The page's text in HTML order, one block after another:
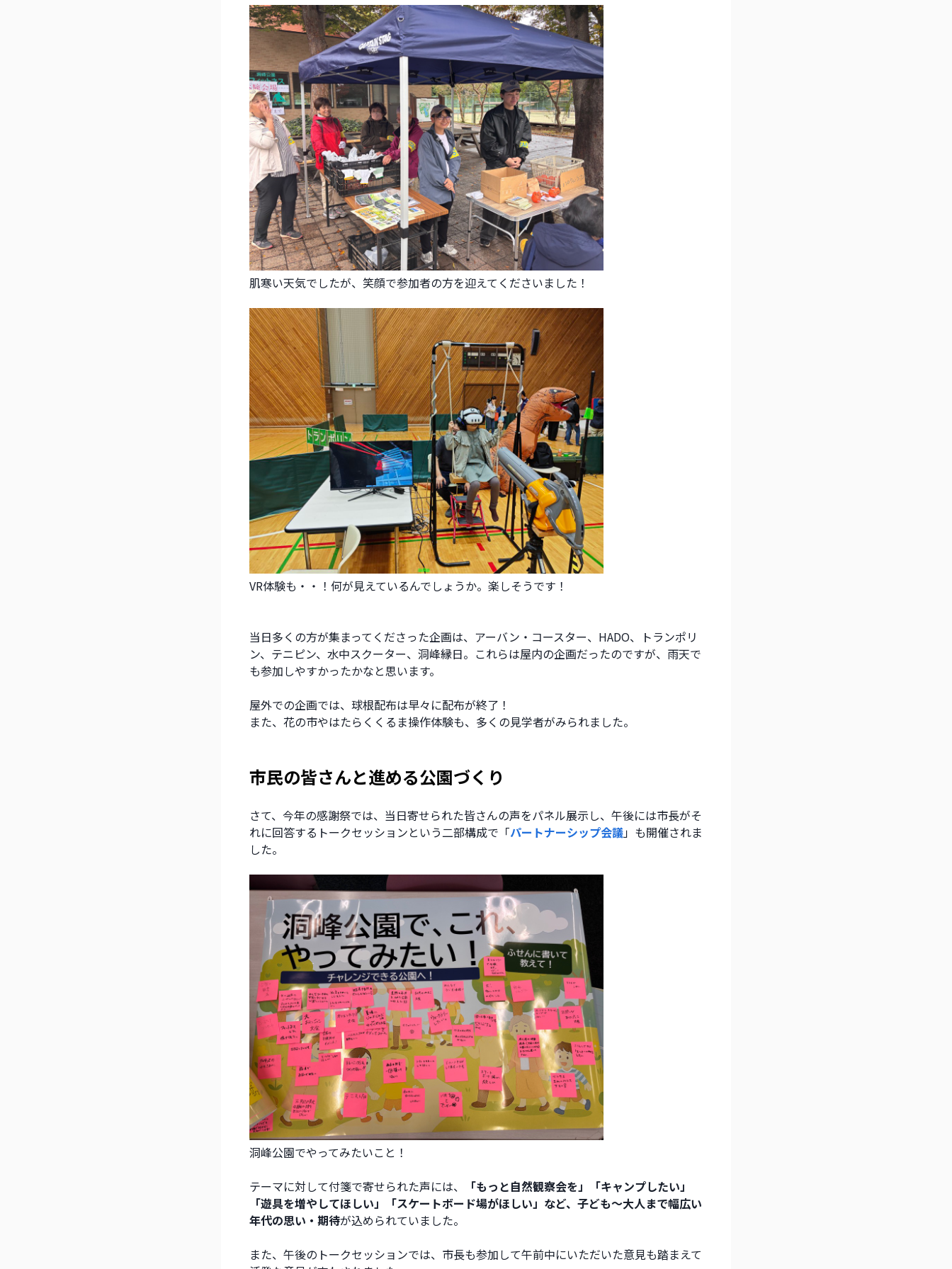
肌寒い天気でしたが、笑顔で参加者の方を迎えてくださいました！
VR体験も・・！何が見えているんでしょうか。楽しそうです！
当日多くの方が集まってくださった企画は、アーバン・コースター、HADO、トランポリ
ン、テニピン、水中スクーター、洞峰縁日。これらは屋内の企画だったのですが、雨天で
も参加しやすかったかなと思います。
屋外での企画では、球根配布は早々に配布が終了！
また、花の市やはたらくくるま操作体験も、多くの見学者がみられました。
市民の皆さんと進める公園づくり
さて、今年の感謝祭では、当日寄せられた皆さんの声をパネル展示し、午後には市長がそ
れに回答するトークセッションという二部構成で「パートナーシップ会議」も開催されま
した。
洞峰公園でやってみたいこと！
テーマに対して付箋で寄せられた声には、
「もっと自然観察会を」「キャンプしたい」
「遊具を増やしてほしい」「スケートボード場がほしい」など、子ども～大人まで幅広い
年代の思い・期待が込められていました。
また、午後のトークセッションでは、市長も参加して午前中にいただいた意見も踏まえて